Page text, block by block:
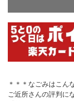
＊＊＊なごみはこん
ご近所さんの評判に